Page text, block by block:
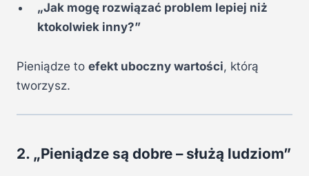
„Jak mogę rozwiązać problem lepiej niż
ktokolwiek inny?”
Pieniądze to efekt uboczny wartości, którą
tworzysz.
2. „Pieniądze są dobre – służą ludziom”